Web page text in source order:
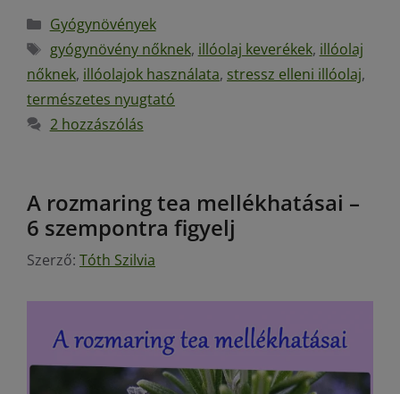
Gyógynövények
gyógynövény nőknek, illóolaj keverékek, illóolaj
nőknek, illóolajok használata, stressz elleni illóolaj,
természetes nyugtató
2 hozzászólás
A rozmaring tea mellékhatásai –
6 szempontra figyelj
Szerző: Tóth Szilvia